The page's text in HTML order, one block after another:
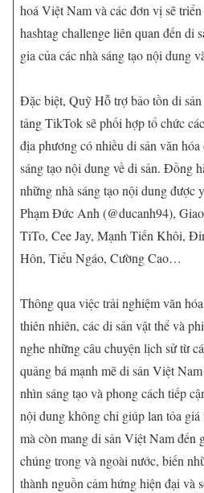
hoá Việt Nam và các đơn vị sẽ
hashtag challenge liên quan đến di
gia của các nhà sáng tạo nội dung
Đặc biệt, Quỹ Hỗ trợ bảo tồn di
tảng TikTok sẽ phối hợp tổ chức
địa phương có nhiều di sản văn
sáng tạo nội dung về di sản. Đồng
những nhà sáng tạo nội dung được
Phạm Đức Anh (@ducanh94),
TiTo, Cee Jay, Mạnh Tiến Khôi,
Hôn, Tiểu Ngáo, Cường Cao…
Thông qua việc trải nghiệm văn
thiên nhiên, các di sản vật thể và
nghe những câu chuyện lịch sử từ
quảng bá mạnh mẽ di sản Việt
nhìn sáng tạo và phong cách tiếp
nội dung không chỉ giúp lan tỏa
mà còn mang di sản Việt Nam đến
chúng trong và ngoài nước, biến
thành nguồn cảm hứng hiện đại và